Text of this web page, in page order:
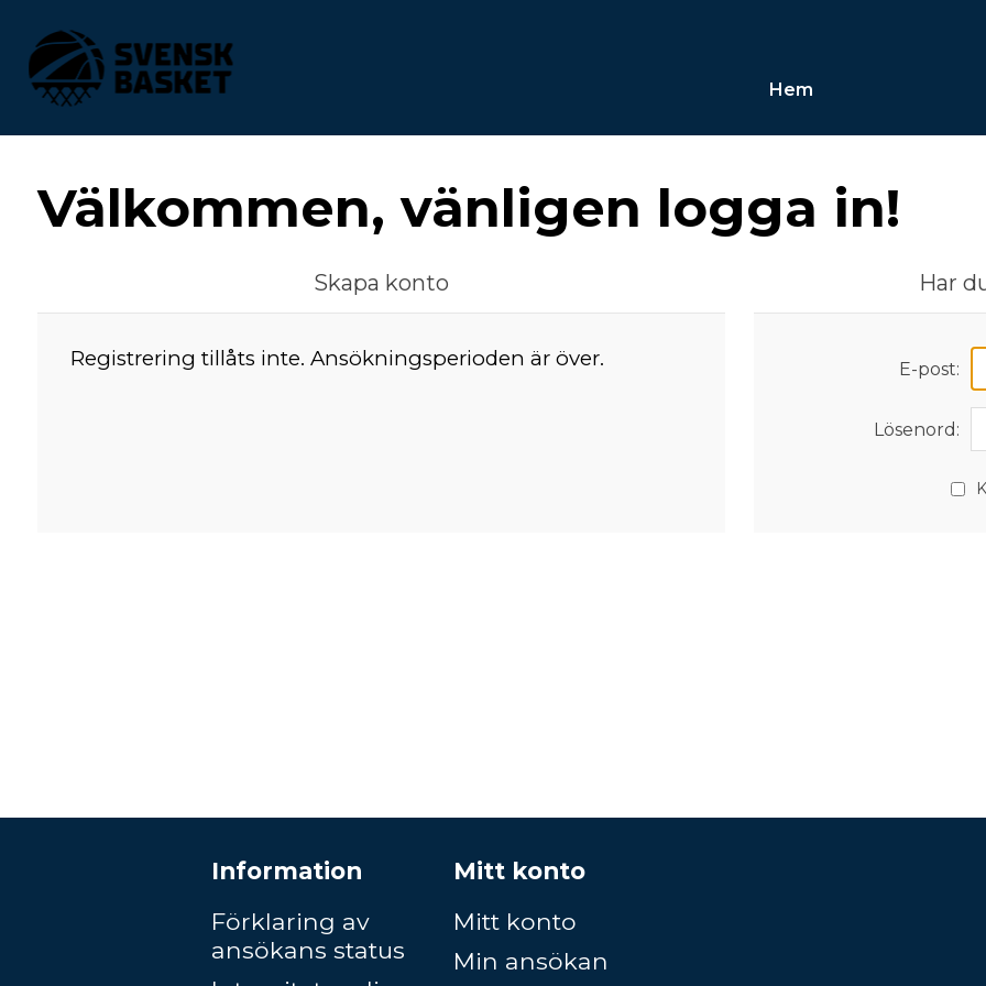
Hem
Välkommen, vänligen logga in!
Skapa konto
Registrering tillåts inte. Ansökningsperioden är över.
Har
E-post:
Lösenord:
Information
Förklaring av
ansökans status
Mitt konto
Mitt konto
Min ansökan